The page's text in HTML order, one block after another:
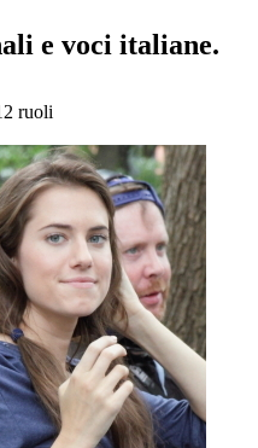
e voci italiane.
ruoli